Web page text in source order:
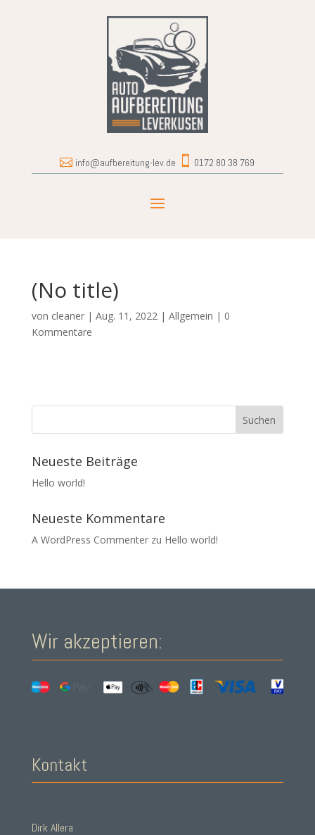
 info@aufbereitung-lev.de  0172 80 38 769
(No title)
von cleaner| Aug. 11, 2022| Allgemein | 0
Kommentare
Neueste Beiträge
Hello world!
Neueste Kommentare
A WordPress Commenterzu Hello world!
Wir akzeptieren:
Kontakt
Dirk Allera